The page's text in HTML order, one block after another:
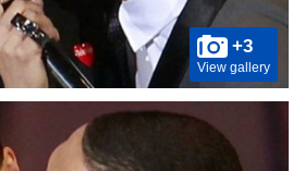
+3
View gallery